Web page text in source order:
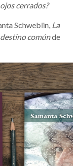
cerrados?
Schweblin, La
comúnde